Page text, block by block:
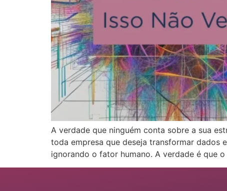
A verdade que ninguém conta sobre a sua
toda empresa que deseja transformar dados
ignorando o fator humano. A verdade é que